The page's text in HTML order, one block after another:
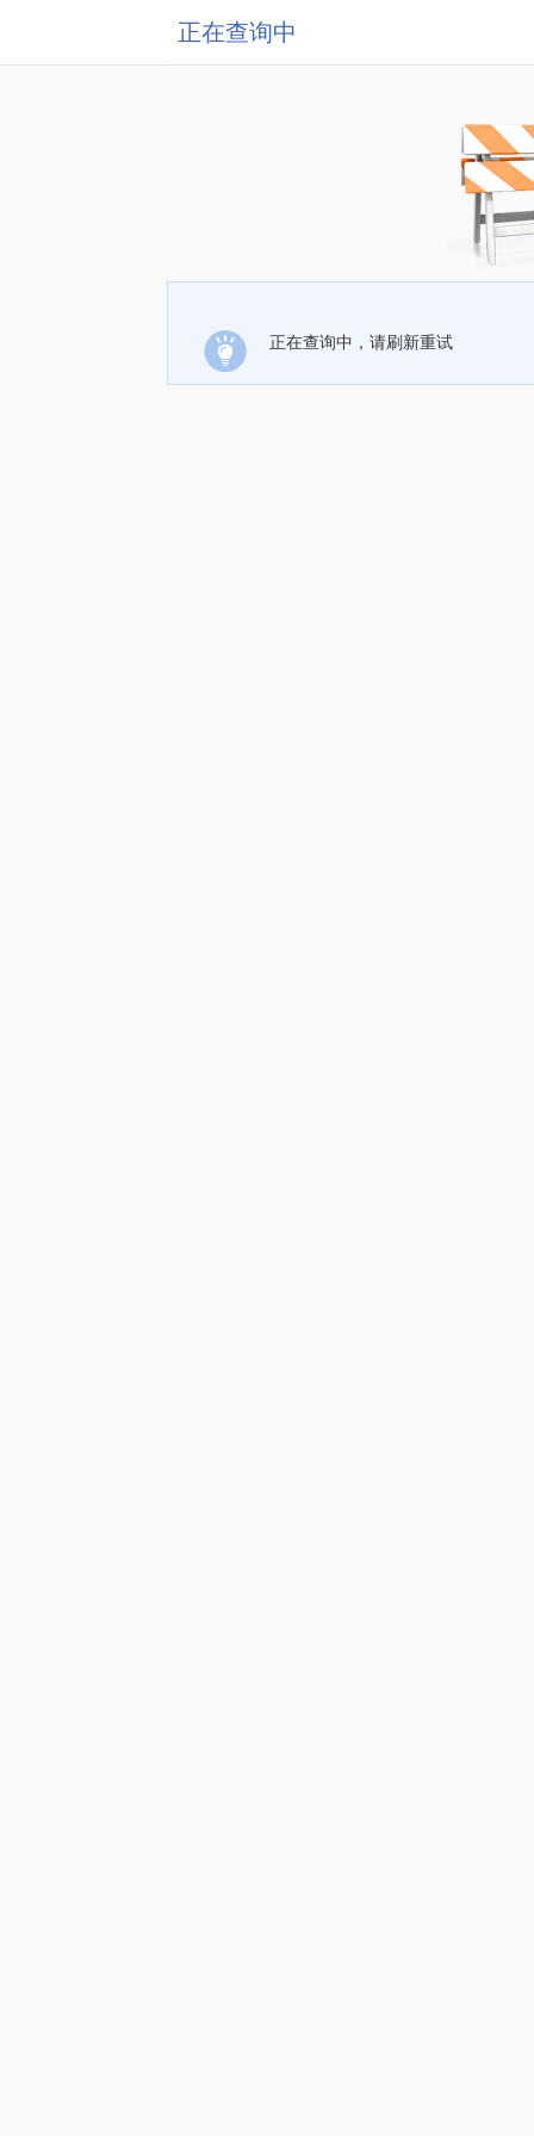
正在查询中
正在查询中，请刷新重试